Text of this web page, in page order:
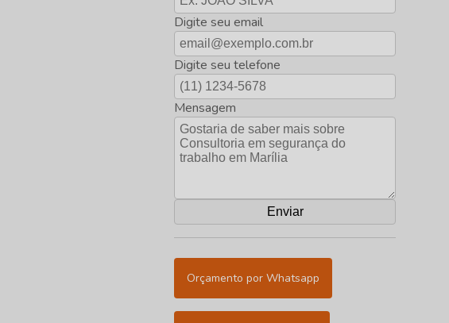
Digite seu email
Digite seu telefone
Mensagem
Orçamento por Whatsapp